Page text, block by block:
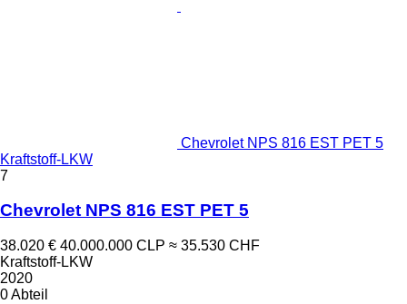
Chevrolet NPS 816 EST PET 5
Kraftstoff-LKW
7
Chevrolet NPS 816 EST PET 5
38.020 € 40.000.000 CLP ≈ 35.530 CHF
Kraftstoff-LKW
2020
0 Abteil